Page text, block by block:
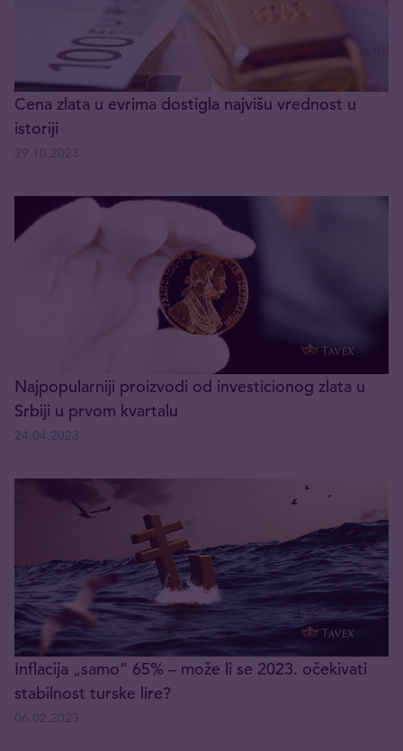
Cena zlata u evrima dostigla najvišu vrednost u
istoriji
Najpopularniji proizvodi od investicionog zlata u
Srbiji u prvom kvartalu
Inflacija „samo“ 65% – može li se 2023. očekivati
stabilnost turske lire?